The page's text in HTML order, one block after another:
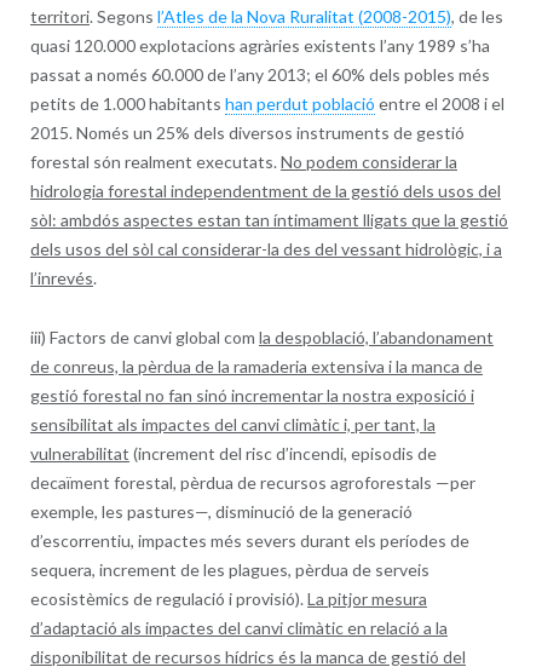
territori. Segons l’Atles de la Nova Ruralitat (2008-2015), de les
quasi 120.000 explotacions agràries existents l’any 1989 s’ha
passat a només 60.000 de l’any 2013; el 60% dels pobles més
petits de 1.000 habitants han perdut població entre el 2008 i el
2015. Només un 25% dels diversos instruments de gestió
forestal són realment executats. No podem considerar la
hidrologia forestal independentment de la gestió dels usos del
sòl: ambdós aspectes estan tan íntimament lligats que la gestió
dels usos del sòl cal considerar-la des del vessant hidrològic, i a
l’inrevés.
iii) Factors de canvi global com la despoblació, l’abandonament
de conreus, la pèrdua de la ramaderia extensiva i la manca de
gestió forestal no fan sinó incrementar la nostra exposició i
sensibilitat als impactes del canvi climàtic i, per tant, la
vulnerabilitat (increment del risc d’incendi, episodis de
decaïment forestal, pèrdua de recursos agroforestals —per
exemple, les pastures—, disminució de la generació
d’escorrentiu, impactes més severs durant els períodes de
sequera, increment de les plagues, pèrdua de serveis
ecosistèmics de regulació i provisió). La pitjor mesura
d’adaptació als impactes del canvi climàtic en relació a la
disponibilitat de recursos hídrics és la manca de gestió del